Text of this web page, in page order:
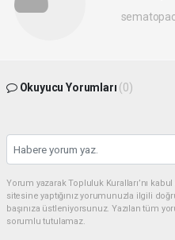
Okuyucu Yorumları (0)
Yorum yazarak Topluluk Kuralları’nı
sitesine yaptığınız yorumunuzla ilgili
başınıza üstleniyorsunuz. Yazılan tüm
sorumlu tutulamaz.